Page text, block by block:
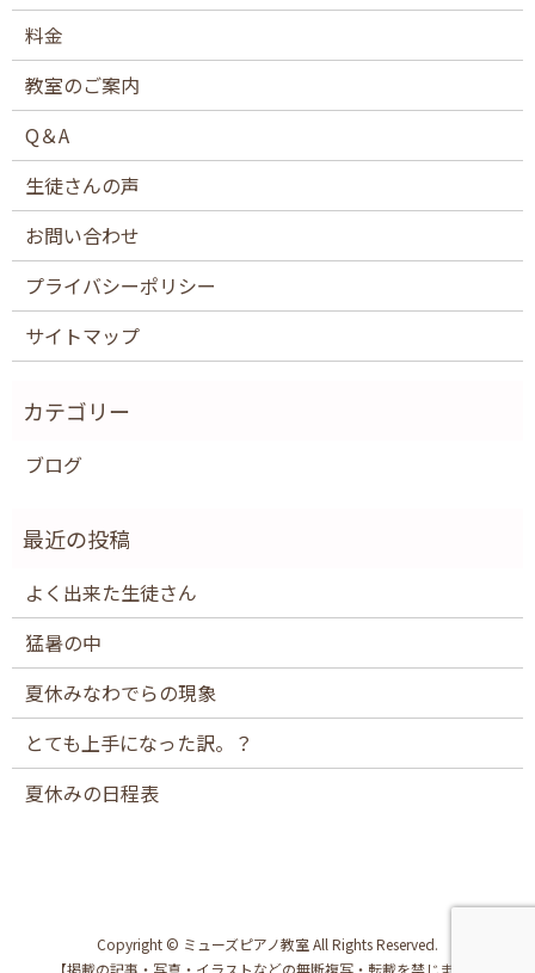
料金
教室のご案内
Q＆A
生徒さんの声
お問い合わせ
プライバシーポリシー
サイトマップ
ブログ
よく出来た生徒さん
猛暑の中
夏休みなわでらの現象
とても上手になった訳。？
夏休みの日程表
Copyright © ミューズピアノ教室 All Rights Reserved.
【掲載の記事・写真・イラストなどの無断複写・転載を禁じます】